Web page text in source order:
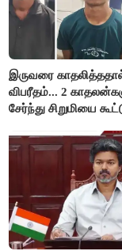
இருவரை
விபரீதம்... 2
சேர்ந்து சிறுமியை
செய்த கொடூரம்